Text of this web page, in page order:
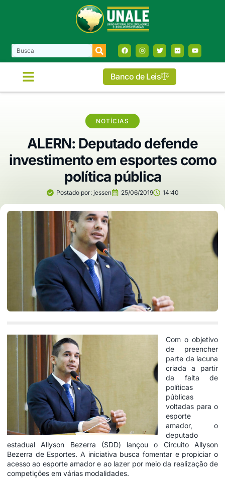
Banco de Leis
NOTÍCIAS
ALERN: Deputado defende
investimento em esportes como
política pública
Postado por:jessen 25/06/2019 14:40
Com o objetivo
de preencher
parte da lacuna
criada a partir
da falta de
políticas
públicas
voltadas para o
esporte
amador, o
deputado
estadual Allyson Bezerra (SDD) lançou o Circuito Allyson
Bezerra de Esportes. A iniciativa busca fomentar e propiciar o
acesso ao esporte amador e ao lazer por meio da realização de
competições em várias modalidades.